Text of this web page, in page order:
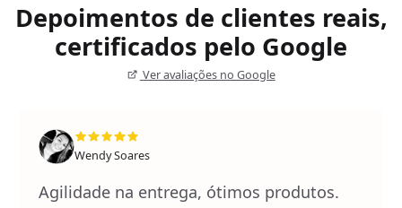
Depoimentos de clientes reais,
certificados pelo Google
Ver avaliações no Google
Wendy Soares
Agilidade na entrega, ótimos produtos.